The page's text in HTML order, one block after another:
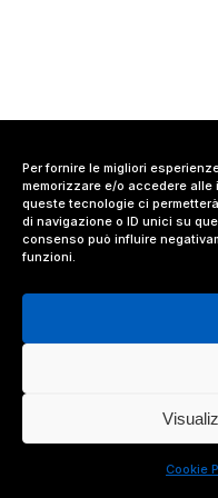
Per fornire le migliori
memorizzare e/o accedere
queste tecnologie ci
di navigazione o ID unici su
consenso può influire
funzioni.
Cookie
© 2024 Value Relations
instagram